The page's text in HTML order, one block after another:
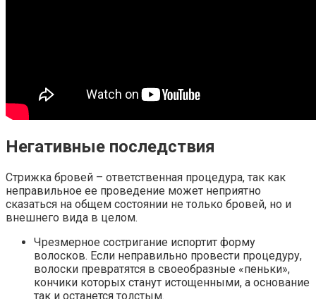
Негативные последствия
Стрижка бровей – ответственная процедура, так как
неправильное ее проведение может неприятно
сказаться на общем состоянии не только бровей, но и
внешнего вида в целом.
Чрезмерное состригание испортит форму
волосков. Если неправильно провести процедуру,
волоски превратятся в своеобразные «пеньки»,
кончики которых станут истощенными, а основание
так и останется толстым.